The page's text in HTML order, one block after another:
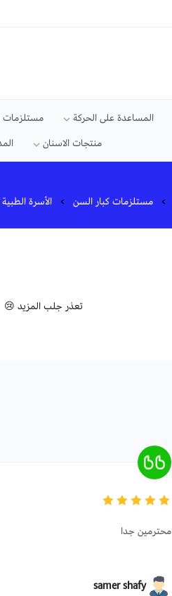
المساعدة على الحركة مستلزمات
منتجات الاسنان
مستلزمات كبار السن الأسرة
تعذر جلب المزيد 😢
محترمين جدا
samer shafy